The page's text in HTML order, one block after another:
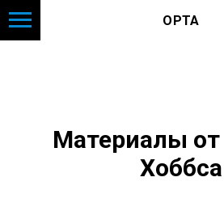
ОРТА
Материалы
Хоббса